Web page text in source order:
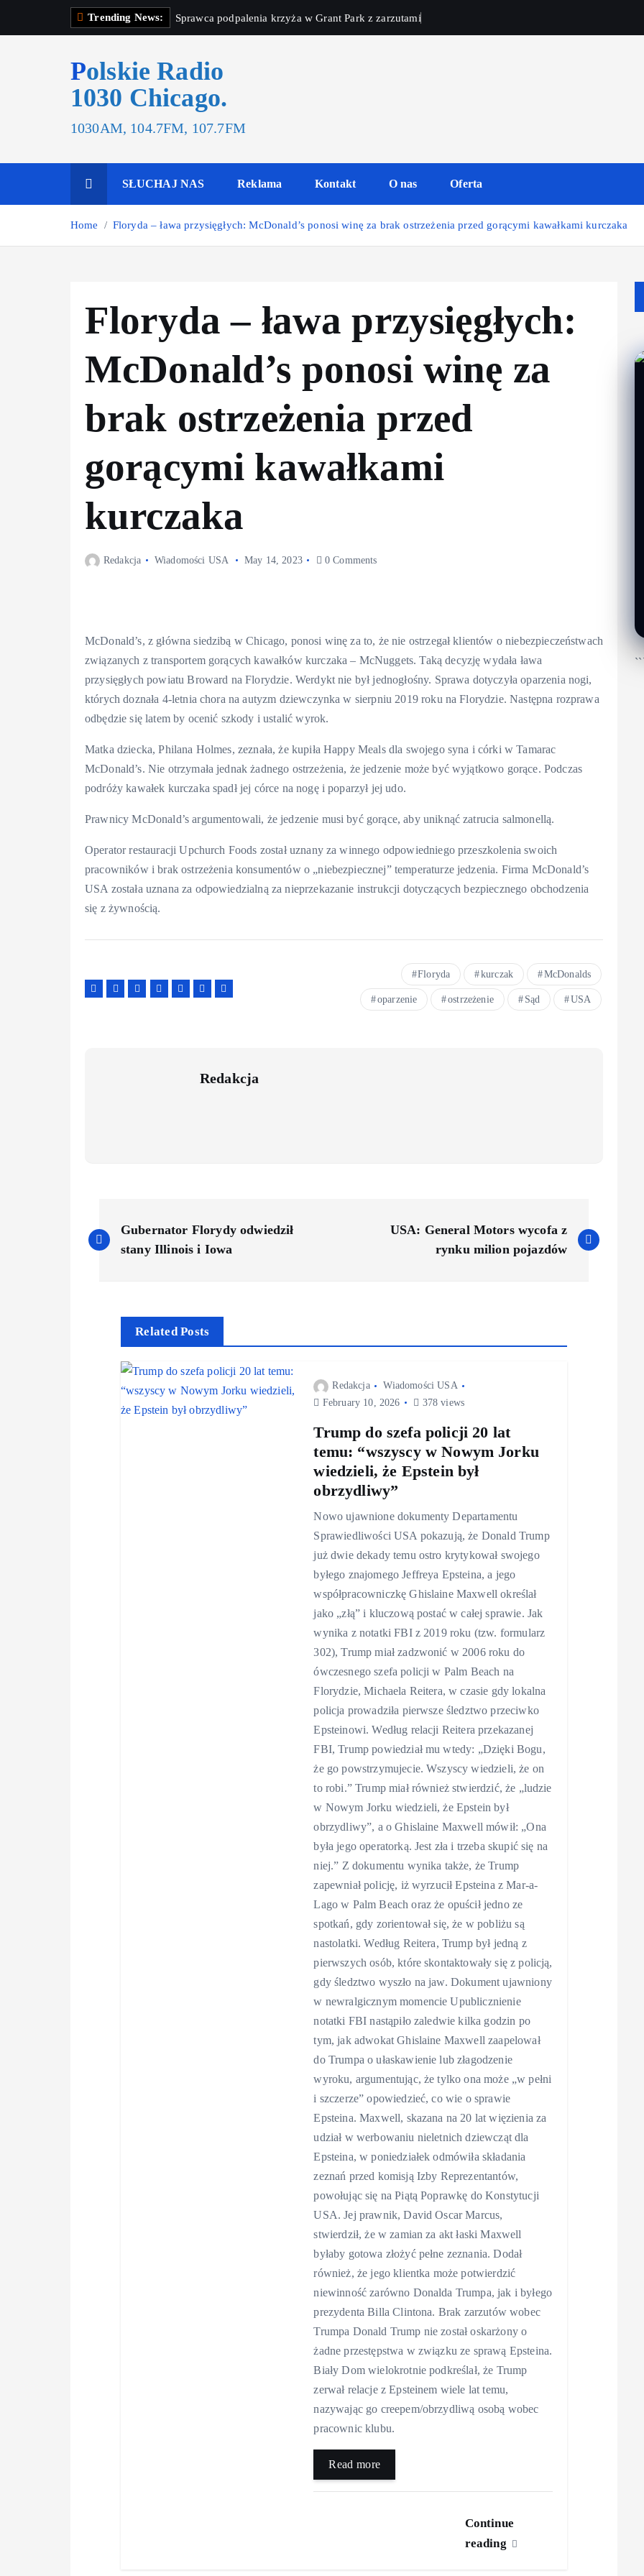
Trending News: Sprawca podpalenia krzyża w Grant Park z zarzutami
Polskie Radio
1030 Chicago.
1030AM, 104.7FM, 107.7FM
SŁUCHAJ NAS Reklama Kontakt O nas Oferta
Home Floryda – ława przysięgłych: McDonald’s ponosi winę za brak ostrzeżenia przed gorącymi kawałkami kurczaka
Floryda – ława przysięgłych:
McDonald’s ponosi winę za
brak ostrzeżenia przed
gorącymi kawałkami
kurczaka
Redakcja Wiadomości USA May 14, 2023 0 Comments
McDonald’s, z główna siedzibą w Chicago, ponosi winę za to, że nie ostrzegał klientów o niebezpieczeństwach
związanych z transportem gorących kawałków kurczaka – McNuggets. Taką decyzję wydała ława
przysięgłych powiatu Broward na Florydzie. Werdykt nie był jednogłośny. Sprawa dotyczyła oparzenia nogi,
których doznała 4-letnia chora na autyzm dziewczynka w sierpniu 2019 roku na Florydzie. Następna rozprawa
odbędzie się latem by ocenić szkody i ustalić wyrok.
Matka dziecka, Philana Holmes, zeznała, że kupiła Happy Meals dla swojego syna i córki w Tamarac
McDonald’s. Nie otrzymała jednak żadnego ostrzeżenia, że jedzenie może być wyjątkowo gorące. Podczas
podróży kawałek kurczaka spadł jej córce na nogę i poparzył jej udo.
Prawnicy McDonald’s argumentowali, że jedzenie musi być gorące, aby uniknąć zatrucia salmonellą.
Operator restauracji Upchurch Foods został uznany za winnego odpowiedniego przeszkolenia swoich
pracowników i brak ostrzeżenia konsumentów o „niebezpiecznej” temperaturze jedzenia. Firma McDonald’s
USA została uznana za odpowiedzialną za nieprzekazanie instrukcji dotyczących bezpiecznego obchodzenia
się z żywnością.
Floryda kurczak McDonalds
oparzenie ostrzeżenie Sąd USA
Redakcja
Gubernator Florydy odwiedził
stany Illinois i Iowa
USA: General Motors wycofa z
rynku milion pojazdów
Related Posts
Redakcja
Wiadomości USA
February 10, 2026
378 views
Trump do szefa policji 20 lat
temu: “wszyscy w Nowym Jorku
wiedzieli, że Epstein był
obrzydliwy”
Nowo ujawnione dokumenty Departamentu
Sprawiedliwości USA pokazują, że Donald Trump
już dwie dekady temu ostro krytykował swojego
byłego znajomego Jeffreya Epsteina, a jego
współpracowniczkę Ghislaine Maxwell określał
jako „złą” i kluczową postać w całej sprawie. Jak
wynika z notatki FBI z 2019 roku (tzw. formularz
302), Trump miał zadzwonić w 2006 roku do
ówczesnego szefa policji w Palm Beach na
Florydzie, Michaela Reitera, w czasie gdy lokalna
policja prowadziła pierwsze śledztwo przeciwko
Epsteinowi. Według relacji Reitera przekazanej
FBI, Trump powiedział mu wtedy: „Dzięki Bogu,
że go powstrzymujecie. Wszyscy wiedzieli, że on
to robi.” Trump miał również stwierdzić, że „ludzie
w Nowym Jorku wiedzieli, że Epstein był
obrzydliwy”, a o Ghislaine Maxwell mówił: „Ona
była jego operatorką. Jest zła i trzeba skupić się na
niej.” Z dokumentu wynika także, że Trump
zapewniał policję, iż wyrzucił Epsteina z Mar-a-
Lago w Palm Beach oraz że opuścił jedno ze
spotkań, gdy zorientował się, że w pobliżu są
nastolatki. Według Reitera, Trump był jedną z
pierwszych osób, które skontaktowały się z policją,
gdy śledztwo wyszło na jaw. Dokument ujawniony
w newralgicznym momencie Upublicznienie
notatki FBI nastąpiło zaledwie kilka godzin po
tym, jak adwokat Ghislaine Maxwell zaapelował
do Trumpa o ułaskawienie lub złagodzenie
wyroku, argumentując, że tylko ona może „w pełni
i szczerze” opowiedzieć, co wie o sprawie
Epsteina. Maxwell, skazana na 20 lat więzienia za
udział w werbowaniu nieletnich dziewcząt dla
Epsteina, w poniedziałek odmówiła składania
zeznań przed komisją Izby Reprezentantów,
powołując się na Piątą Poprawkę do Konstytucji
USA. Jej prawnik, David Oscar Marcus,
stwierdził, że w zamian za akt łaski Maxwell
byłaby gotowa złożyć pełne zeznania. Dodał
również, że jego klientka może potwierdzić
niewinność zarówno Donalda Trumpa, jak i byłego
prezydenta Billa Clintona. Brak zarzutów wobec
Trumpa Donald Trump nie został oskarżony o
żadne przestępstwa w związku ze sprawą Epsteina.
Biały Dom wielokrotnie podkreślał, że Trump
zerwał relacje z Epsteinem wiele lat temu,
nazywając go creepem/obrzydliwą osobą wobec
pracownic klubu.
Read more
Continue
reading